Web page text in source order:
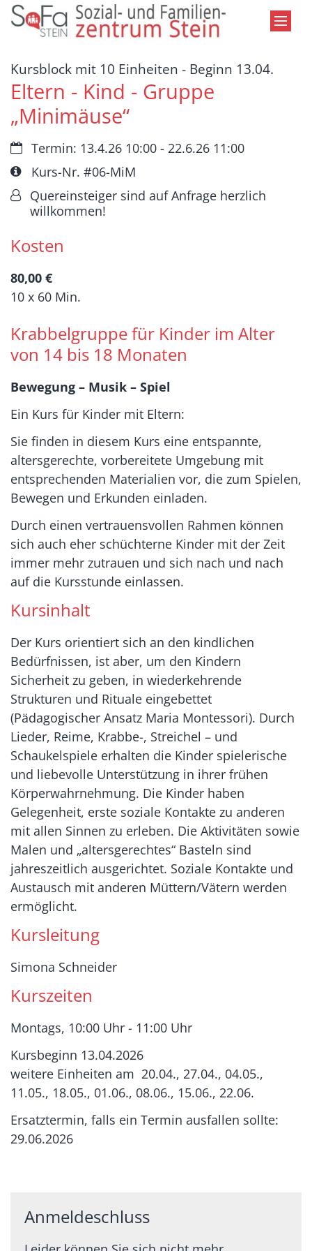
Zum Inhalt springen
Kursblock mit 10 Einheiten - Beginn 13.04.
Eltern - Kind - Gruppe
„Minimäuse“
Datum:Termin: 13.4.26 10:00 - 22.6.26 11:00
Art bzw. Nummer:
Kurs-Nr. #06-MiM
Von:Quereinsteiger sind auf Anfrage herzlich
willkommen!
Kosten
80,00 €
10 x 60 Min.
Krabbelgruppe für Kinder im Alter
von 14 bis 18 Monaten
Bewegung – Musik – Spiel
Ein Kurs für Kinder mit Eltern:
Sie finden in diesem Kurs eine entspannte,
altersgerechte, vorbereitete Umgebung mit
entsprechenden Materialien vor, die zum Spielen,
Bewegen und Erkunden einladen.
Durch einen vertrauensvollen Rahmen können
sich auch eher schüchterne Kinder mit der Zeit
immer mehr zutrauen und sich nach und nach
auf die Kursstunde einlassen.
Kursinhalt
Der Kurs orientiert sich an den kindlichen
Bedürfnissen, ist aber, um den Kindern
Sicherheit zu geben, in wiederkehrende
Strukturen und Rituale eingebettet
(Pädagogischer Ansatz Maria Montessori). Durch
Lieder, Reime, Krabbe-, Streichel – und
Schaukelspiele erhalten die Kinder spielerische
und liebevolle Unterstützung in ihrer frühen
Körperwahrnehmung. Die Kinder haben
Gelegenheit, erste soziale Kontakte zu anderen
mit allen Sinnen zu erleben. Die Aktivitäten sowie
Malen und „altersgerechtes“ Basteln sind
jahreszeitlich ausgerichtet. Soziale Kontakte und
Austausch mit anderen Müttern/Vätern werden
ermöglicht.
Kursleitung
Simona Schneider
Kurszeiten
Montags, 10:00 Uhr - 11:00 Uhr
Kursbeginn 13.04.2026
weitere Einheiten am 20.04., 27.04., 04.05.,
11.05., 18.05., 01.06., 08.06., 15.06., 22.06.
Ersatztermin, falls ein Termin ausfallen sollte:
29.06.2026
Anmeldeschluss